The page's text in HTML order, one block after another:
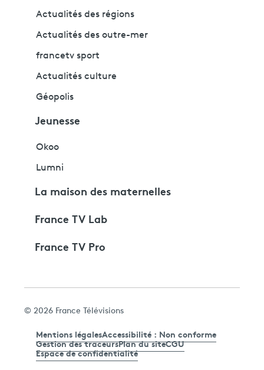
Actualités des régions
Actualités des outre-mer
francetv sport
Actualités culture
Géopolis
Jeunesse
Okoo
Lumni
La maison des maternelles
France TV Lab
France TV Pro
© 2026 France Télévisions
Mentions légalesAccessibilité : Non conforme
Gestion des traceursPlan du siteCGU
Espace de confidentialité